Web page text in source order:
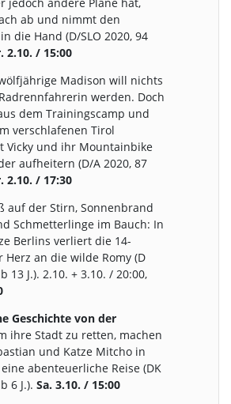
ab und nimmt den
die Hand (D/SLO 2020, 94
2.10. / 15:00
Madison will nichts
werden. Doch
dem Trainingscamp und
verschlafenen Tirol
Vicky und ihr Mountainbike
aufheitern (D/A 2020, 87
2.10. / 17:30
auf der Stirn, Sonnenbrand
Schmetterlinge im Bauch: In
Berlins verliert die 14-
an die wilde Romy (D
13 J.). 2.10. + 3.10. / 20:00,
Geschichte von der
ihre Stadt zu retten, machen
und Katze Mitcho in
abenteuerliche Reise (DK
6 J.).Sa. 3.10. / 15:00